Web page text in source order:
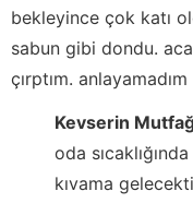
bekleyince çok katı
sabun gibi dondu.
çırptım.
Kevserin
oda
kıvama